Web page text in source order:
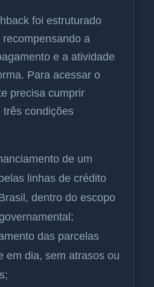
foi estruturado
a
e a atividade
Para acessar o
precisa cumprir
três condições
de um
linhas de crédito
dentro do escopo
das parcelas
em dia, sem atrasos ou